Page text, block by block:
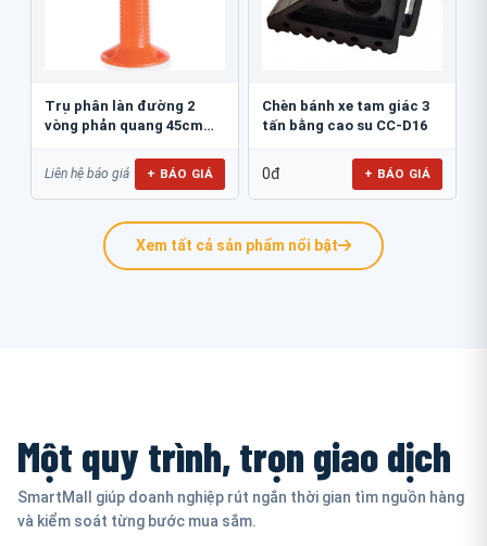
Trụ phân làn đường 2
vòng phản quang 45cm
Liên hệ báo giá + BÁO GIÁ
Chèn bánh xe tam giác 3
tấn bằng cao su CC-D16
0đ + BÁO GIÁ
Xem tất cả sản phẩm nổi bật
Một quy trình, trọn giao dịch
SmartMall giúp doanh nghiệp rút ngắn thời gian tìm nguồn hàng
và kiểm soát từng bước mua sắm.